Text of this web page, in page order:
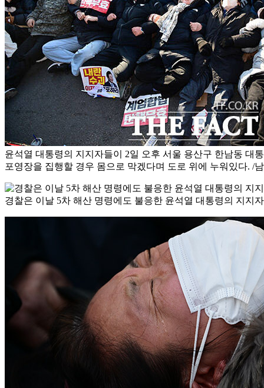
윤석열 대통령의 지지자들이 2일 오후 서울 용산구 한남동 대
포영장을 집행할 경우 몸으로 막겠다며 도로 위에 누워있다. /
경찰은 이날 5차 해산 명령에도 불응한 윤석열 대통령의 지지